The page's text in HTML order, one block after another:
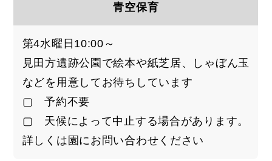
青空保育
第4水曜日10:00～
見田方遺跡公園で絵本や紙芝居、しゃぼん玉
などを用意してお待ちしています
▢ 予約不要
▢ 天候によって中止する場合があります。
詳しくは園にお問い合わせください